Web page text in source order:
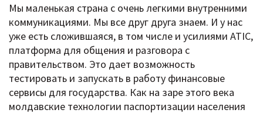
Мы маленькая страна с очень легкими внутренними
коммуникациями. Мы все друг друга знаем. И у нас
уже есть сложившаяся, в том числе и усилиями ATIC,
платформа для общения и разговора с
правительством. Это дает возможность
тестировать и запускать в работу финансовые
сервисы для государства. Как на заре этого века
молдавские технологии паспортизации населения